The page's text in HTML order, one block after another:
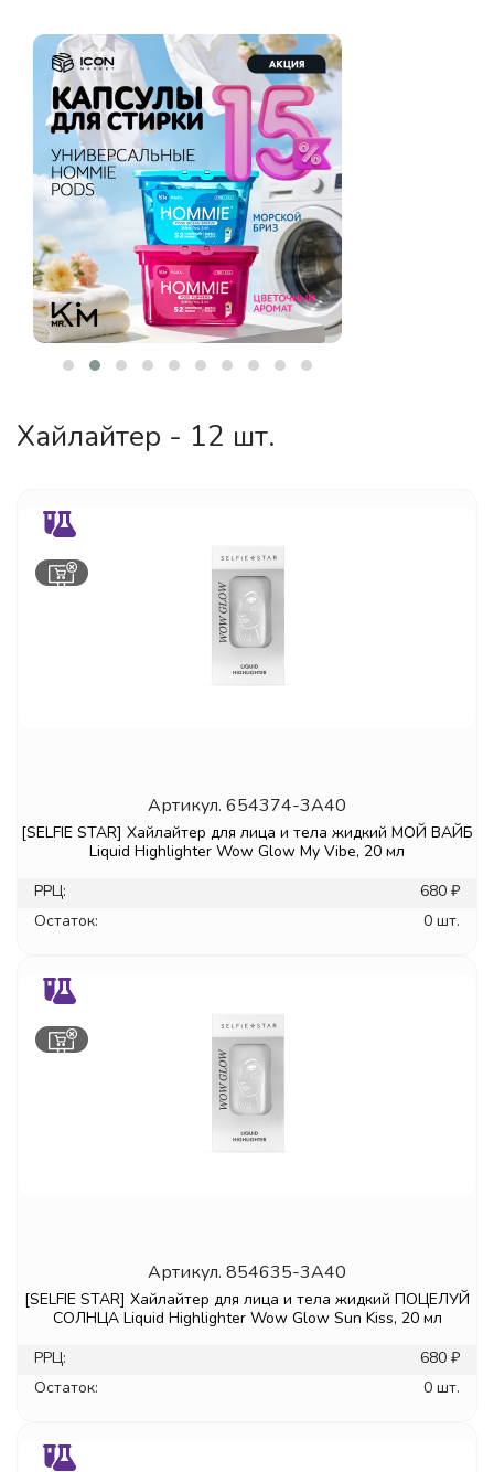
Хайлайтер - 12 шт.
Артикул. 654374-3A40
[SELFIE STAR] Хайлайтер для лица и тела жидкий МОЙ ВАЙБ
Liquid Highlighter Wow Glow My Vibe, 20 мл
РРЦ:
680 ₽
Остаток:
0 шт.
Артикул. 854635-3A40
[SELFIE STAR] Хайлайтер для лица и тела жидкий ПОЦЕЛУЙ
СОЛНЦА Liquid Highlighter Wow Glow Sun Kiss, 20 мл
РРЦ:
680 ₽
Остаток:
0 шт.